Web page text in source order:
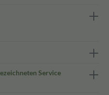
Service